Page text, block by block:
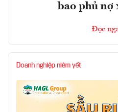
bao phủ nợ
Đọc
Doanh nghiệp niêm yết